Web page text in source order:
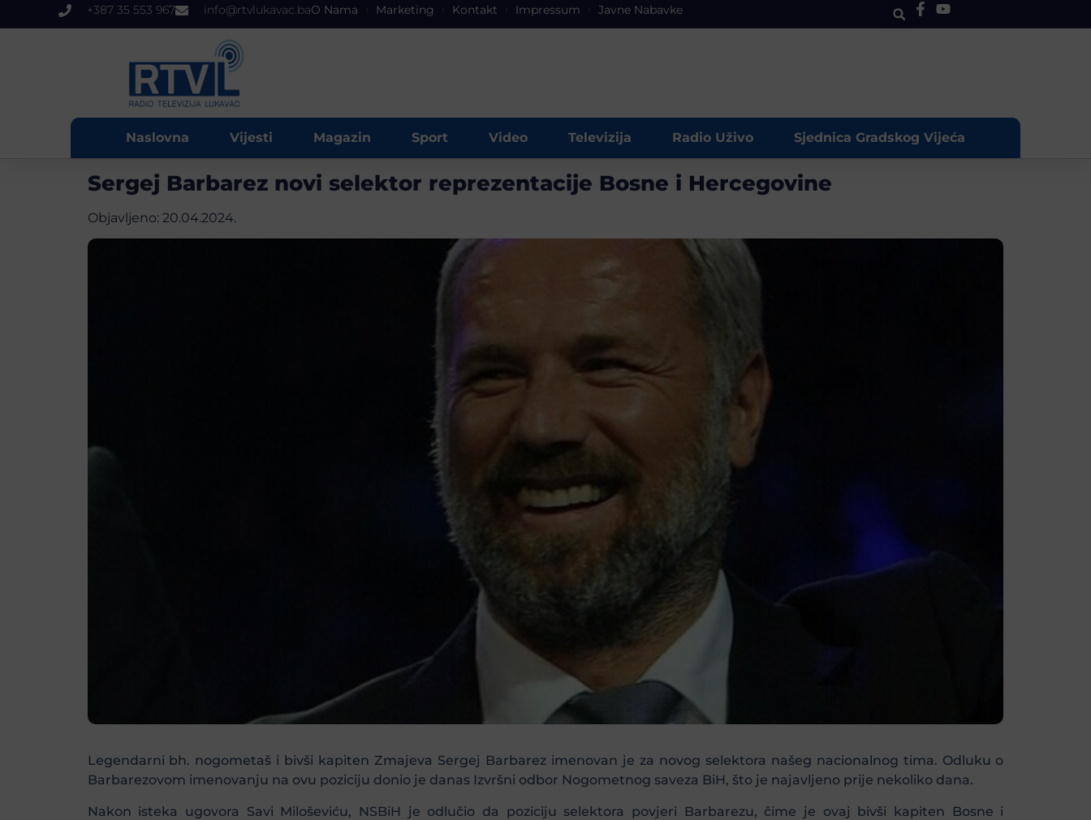
+387 35 553 967 info@rtvlukavac.baO Nama Marketing Kontakt Impressum Javne Nabavke
Naslovna Vijesti Magazin Sport Video Televizija Radio Uživo Sjednica Gradskog Vijeća
Sergej Barbarez novi selektor reprezentacije Bosne i Hercegovine
Objavljeno: 20.04.2024.
Legendarni bh. nogometaš i bivši kapiten Zmajeva Sergej Barbarez imenovan je za novog selektora našeg nacionalnog tima. Odluku o
Barbarezovom imenovanju na ovu poziciju donio je danas Izvršni odbor Nogometnog saveza BiH, što je najavljeno prije nekoliko dana.
Nakon isteka ugovora Savi Miloševiću, NSBiH je odlučio da poziciju selektora povjeri Barbarezu, čime je ovaj bivši kapiten Bosne i